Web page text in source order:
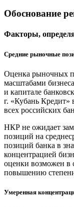
Обоснование
Факторы,
Средние рыночные
Оценка рыночных
масштабами
и капитале
г. «Кубань Кредит»
всех российских
НКР не ожидает
позиций на
позиций банка в
концентрацией
оценки возможен в
повышению
Умеренная